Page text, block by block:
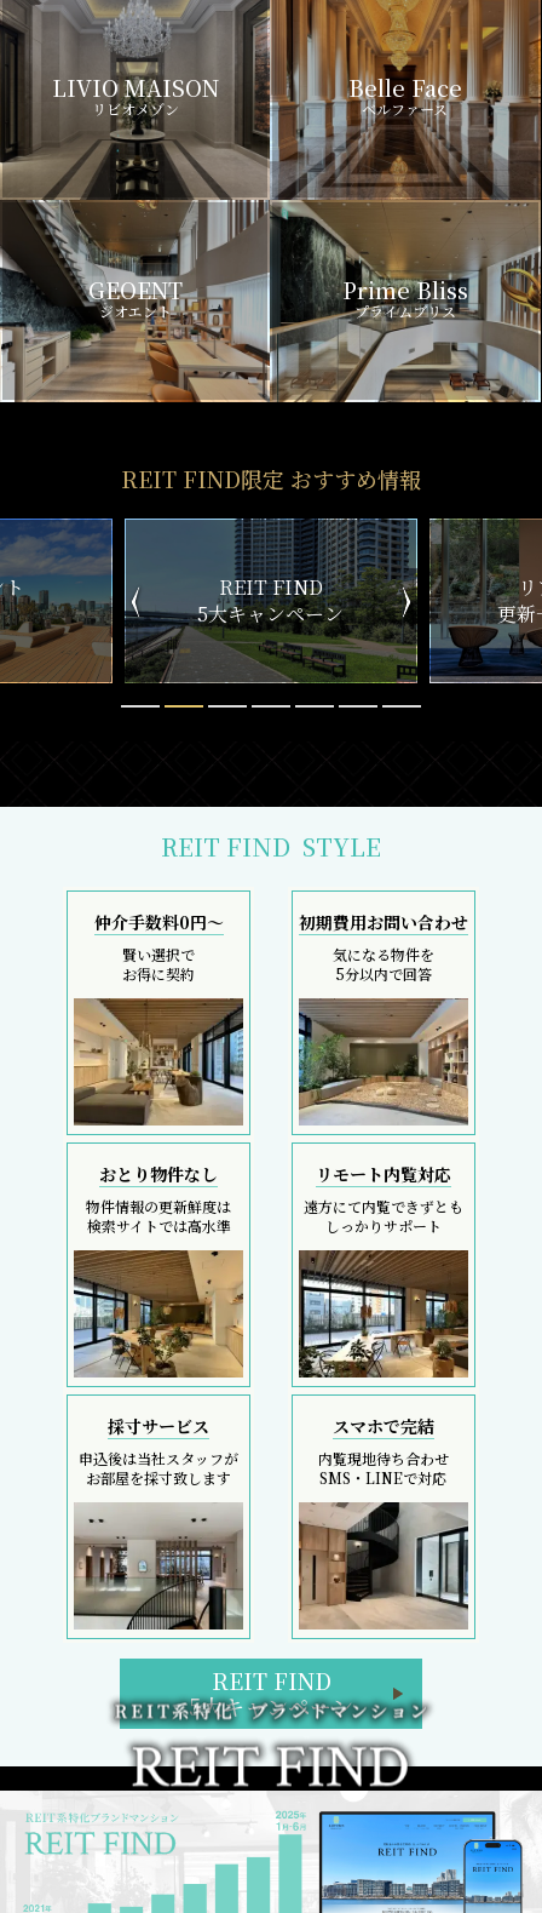
LIVIO MAISON
リビオメゾン
Belle Face
ベルファース
GEOENT
ジオエント
Prime Bliss
プライムブリス
REIT FIND限定 おすすめ情報
ン
リアルタイム
更新一覧チェック
新
REIT FIND STYLE
仲介手数料0円～
賢い選択で
お得に契約
初期費用お問い合わせ
気になる物件を
5分以内で回答
おとり物件なし
物件情報の更新鮮度は
検索サイトでは高水準
リモート内覧対応
遠方にて内覧できずとも
しっかりサポート
採寸サービス
申込後は当社スタッフが
お部屋を採寸致します
スマホで完結
内覧現地待ち合わせ
SMS・LINEで対応
REIT FIND
5大キャンペーン